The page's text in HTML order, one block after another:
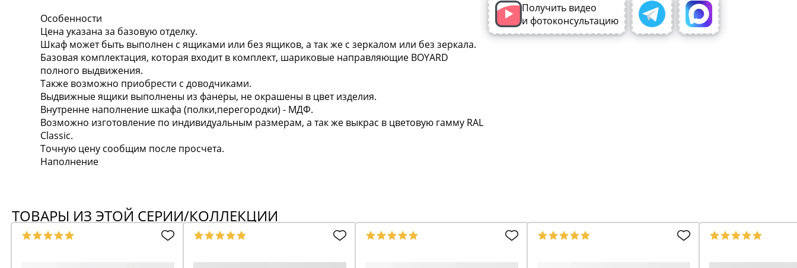
Особенности
Цена указана за базовую отделку.
Шкаф может быть выполнен с ящиками или без ящиков, а так же с зеркалом или без зеркала.
Базовая комплектация, которая входит в комплект, шариковые направляющие BOYARD
полного выдвижения.
Также возможно приобрести с доводчиками.
Выдвижные ящики выполнены из фанеры, не окрашены в цвет изделия.
Внутренне наполнение шкафа (полки,перегородки) - МДФ.
Возможно изготовление по индивидуальным размерам, а так же выкрас в цветовую гамму RAL
Classic.
Точную цену сообщим после просчета.
Наполнение
Получить видео
и фотоконсультацию
ТОВАРЫ ИЗ ЭТОЙ СЕРИИ/КОЛЛЕКЦИИ